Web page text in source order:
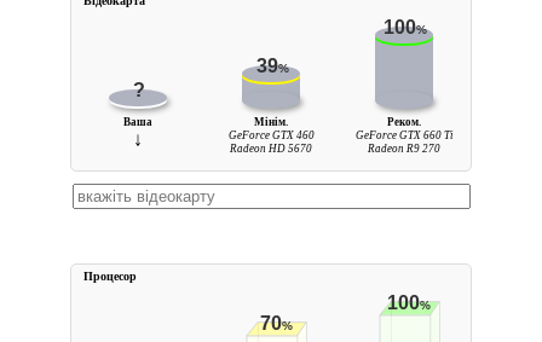
?
39%
100%
Ваша
↓
Мінім.
GeForce GTX 460
Radeon HD 5670
Реком.
GeForce GTX 660 Ti
Radeon R9 270
70%
100%
Процесор